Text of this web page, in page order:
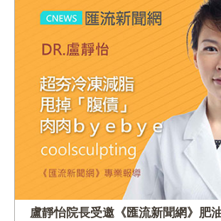
盧靜怡院長受邀《匯流新聞網》肥